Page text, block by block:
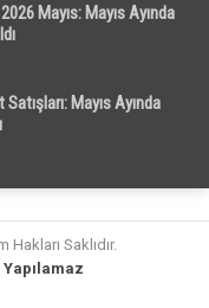
Mayıs: Mayıs Ayında
Mayıs Ayında
Hakları Saklıdır.